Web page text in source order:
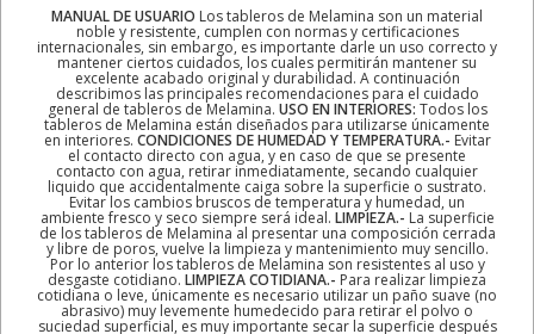
MANUAL DE USUARIO Los tableros de Melamina son un material
noble y resistente, cumplen con normas y certificaciones
internacionales, sin embargo, es importante darle un uso correcto y
mantener ciertos cuidados, los cuales permitirán mantener su
excelente acabado original y durabilidad. A continuación
describimos las principales recomendaciones para el cuidado
general de tableros de Melamina. USO EN INTERIORES: Todos los
tableros de Melamina están diseñados para utilizarse únicamente
en interiores. CONDICIONES DE HUMEDAD Y TEMPERATURA.- Evitar
el contacto directo con agua, y en caso de que se presente
contacto con agua, retirar inmediatamente, secando cualquier
liquido que accidentalmente caiga sobre la superficie o sustrato.
Evitar los cambios bruscos de temperatura y humedad, un
ambiente fresco y seco siempre será ideal. LIMPIEZA.- La superficie
de los tableros de Melamina al presentar una composición cerrada
y libre de poros, vuelve la limpieza y mantenimiento muy sencillo.
Por lo anterior los tableros de Melamina son resistentes al uso y
desgaste cotidiano. LIMPIEZA COTIDIANA.- Para realizar limpieza
cotidiana o leve, únicamente es necesario utilizar un paño suave (no
abrasivo) muy levemente humedecido para retirar el polvo o
suciedad superficial, es muy importante secar la superficie después